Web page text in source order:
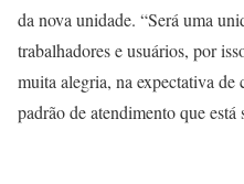
da nova unidade. “Será uma
trabalhadores e usuários, por
muita alegria, na expectativa
padrão de atendimento que